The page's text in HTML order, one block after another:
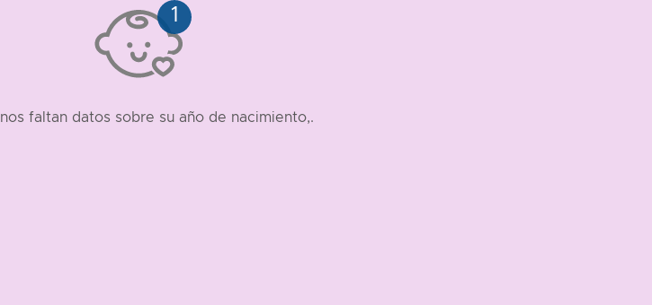
nos faltan datos sobre su año de nacimiento,.